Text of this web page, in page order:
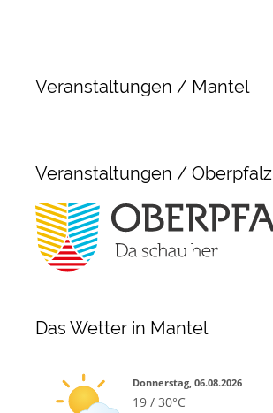
Veranstaltungen / Mantel
Veranstaltungen / Oberpfalz
Das Wetter in Mantel
Donnerstag, 06.08.2026
19 / 30°C